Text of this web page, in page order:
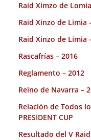
Raid Ximzo de
Raid Xinzo de Limia
Raid Xinzo de Limia
Rascafrías – 2016
Reglamento – 2012
Reino de Navarra –
Relación de Todos
PRESIDENT CUP
Resultado del V